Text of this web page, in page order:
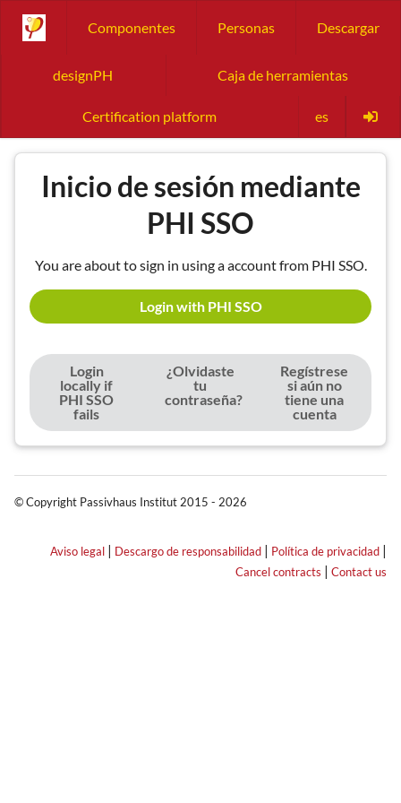
Componentes Personas Descargar
designPH Caja de herramientas
Certification platform es
Inicio de sesión mediante
PHI SSO
You are about to sign in using a account from PHI SSO.
Login with PHI SSO
Login
locally if
PHI SSO
fails
¿Olvidaste
tu
contraseña?
Regístrese
si aún no
tiene una
cuenta
© Copyright Passivhaus Institut 2015 - 2026
Aviso legal | Descargo de responsabilidad | Política de privacidad |
Cancel contracts | Contact us